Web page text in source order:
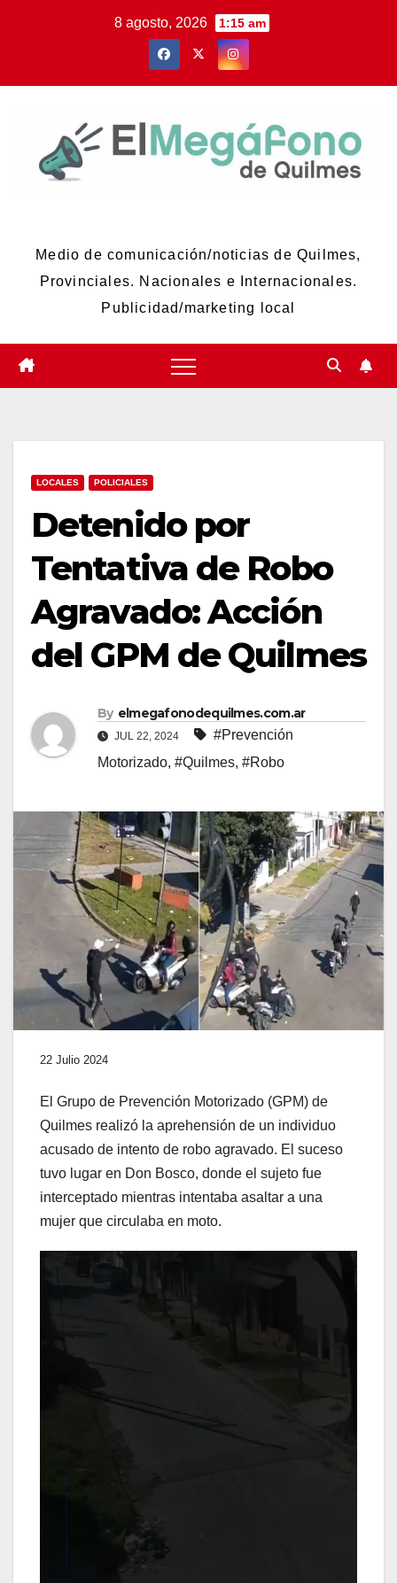
8 agosto, 2026 1:15 am
Medio de comunicación/noticias de Quilmes,
Provinciales. Nacionales e Internacionales.
Publicidad/marketing local
LOCALES POLICIALES
Detenido por
Tentativa de Robo
Agravado: Acción
del GPM de Quilmes
By elmegafonodequilmes.com.ar
JUL 22, 2024
#Prevención
Motorizado, #Quilmes, #Robo
22 Julio 2024
El Grupo de Prevención Motorizado (GPM) de
Quilmes realizó la aprehensión de un individuo
acusado de intento de robo agravado. El suceso
tuvo lugar en Don Bosco, donde el sujeto fue
interceptado mientras intentaba asaltar a una
mujer que circulaba en moto.